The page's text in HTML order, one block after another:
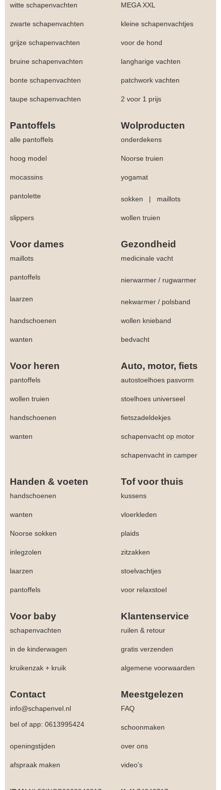
witte schapenvachten MEGA XXL
zwarte schapenvachten kleine schapenvachtjes
grijze schapenvachten voor de hond
bruine schapenvachten langharige vachten
bonte schapenvachten patchwork vachten
taupe schapenvachten 2 voor 1 prijs
Pantoffels Wolproducten
alle pantoffels onderdekens
hoog model Noorse truien
mocassins yogamat
pantolette sokken | maillots
slippers wollen truien
Voor dames Gezondheid
maillots medicinale vacht
pantoffels nierwarmer / rugwarmer
laarzen nekwarmer / polsband
handschoenen wollen knieband
wanten bedvacht
Voor heren Auto, motor, fiets
pantoffels autostoelhoes pasvorm
wollen truien stoelhoes universeel
handschoenen fietszadeldekjes
wanten schapenvacht op motor
schapenvacht in camper
Handen & voeten Tof voor thuis
handschoenen kussens
wanten vloerkleden
Noorse sokken plaids
inlegzolen zitzakken
laarzen stoelvachtjes
pantoffels voor relaxstoel
Voor baby Klantenservice
schapenvachten ruilen & retour
in de kinderwagen gratis verzenden
kruikenzak + kruik algemene voorwaarden
Contact Meestgelezen
info@schapenvel.nl
FAQ
bel of app: 0613995424
schoonmaken
openingstijden over ons
afspraak maken video's